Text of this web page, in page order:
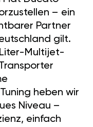
– ein
Partner
gilt.
Multijet-
heben wir
Niveau –
einfach